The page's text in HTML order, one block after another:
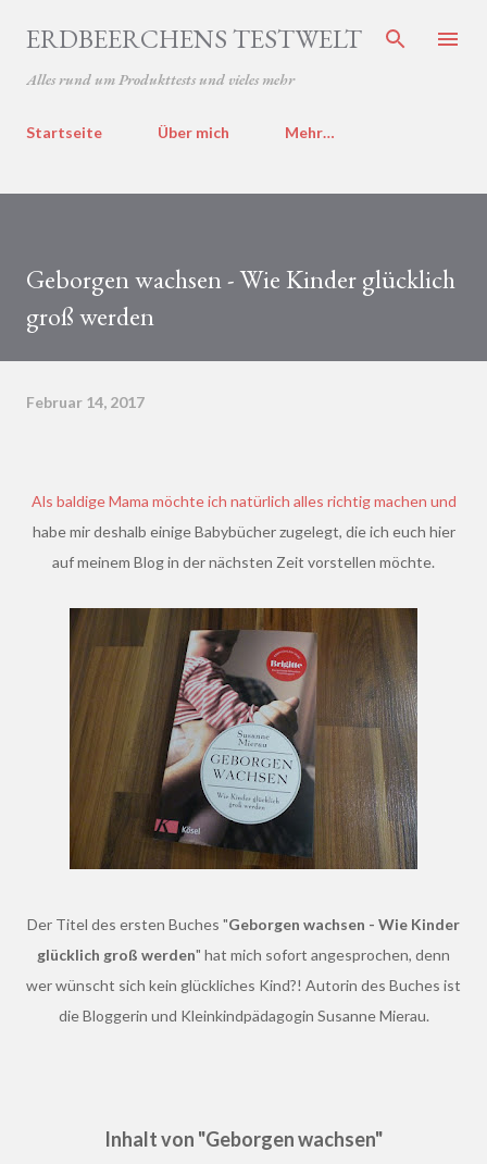
Direkt zum Hauptbereich
ERDBEERCHENS TESTWELT
Alles rund um Produkttests und vieles mehr
Startseite Über mich Mehr…
Geborgen wachsen - Wie Kinder glücklich
groß werden
Februar 14, 2017
Als baldige Mama möchte ich natürlich alles richtig machen und
habe mir deshalb einige Babybücher zugelegt, die ich euch hier
auf meinem Blog in der nächsten Zeit vorstellen möchte.
Der Titel des ersten Buches "Geborgen wachsen - Wie Kinder
glücklich groß werden" hat mich sofort angesprochen, denn
wer wünscht sich kein glückliches Kind?! Autorin des Buches ist
die Bloggerin und Kleinkindpädagogin Susanne Mierau.
Inhalt von "Geborgen wachsen"